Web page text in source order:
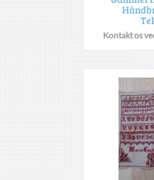
Kontakt os